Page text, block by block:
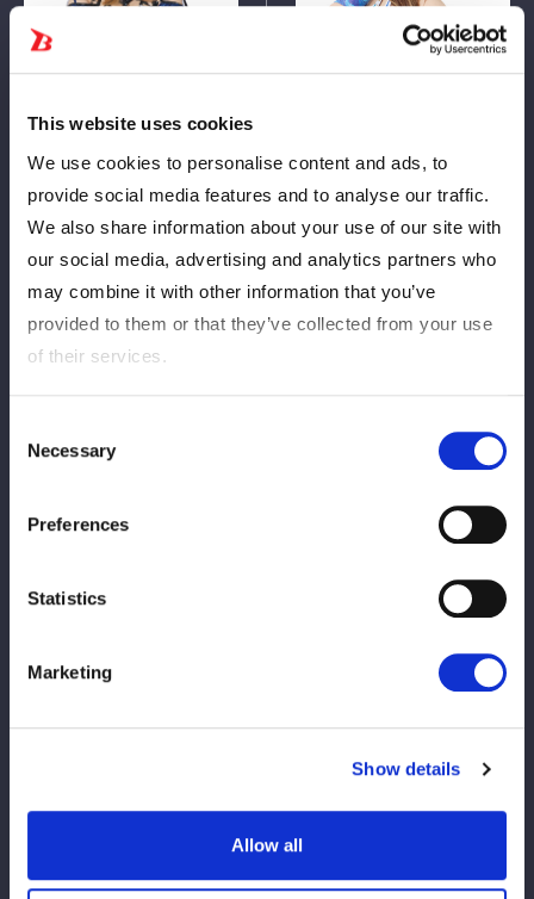
This website uses cookies
We use cookies to personalise content and ads, to
provide social media features and to analyse our traffic.
We also share information about your use of our site with
our social media, advertising and analytics partners who
may combine it with other information that you’ve
provided to them or that they’ve collected from your use
of their services.
Selection
Necessary
Preferences
Statistics
Marketing
Show details
Allow all
Etika Miyabi
Hinan
Tiger Dragon Pure Flor
PERDER
Kashima Saki Akira de ferro